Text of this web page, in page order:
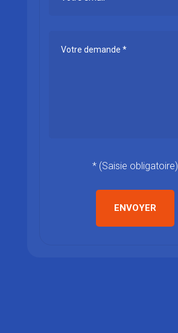
* (Saisie obligatoire)
ENVOYER